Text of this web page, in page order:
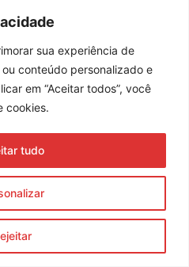
sua experiência de
conteúdo personalizado e
em “Aceitar todos”, você
cookies.
tudo
os direitos reservados
e Termos de Uso